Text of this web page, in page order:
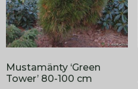
Mustamänty ‘Green
Tower’ 80-100 cm